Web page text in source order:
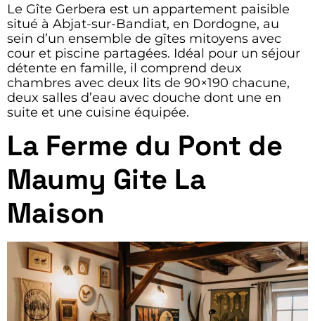
Le Gîte Gerbera est un appartement paisible
situé à Abjat-sur-Bandiat, en Dordogne, au
sein d’un ensemble de gîtes mitoyens avec
cour et piscine partagées. Idéal pour un séjour
détente en famille, il comprend deux
chambres avec deux lits de 90×190 chacune,
deux salles d’eau avec douche dont une en
suite et une cuisine équipée.
La Ferme du Pont de
Maumy Gite La
Maison